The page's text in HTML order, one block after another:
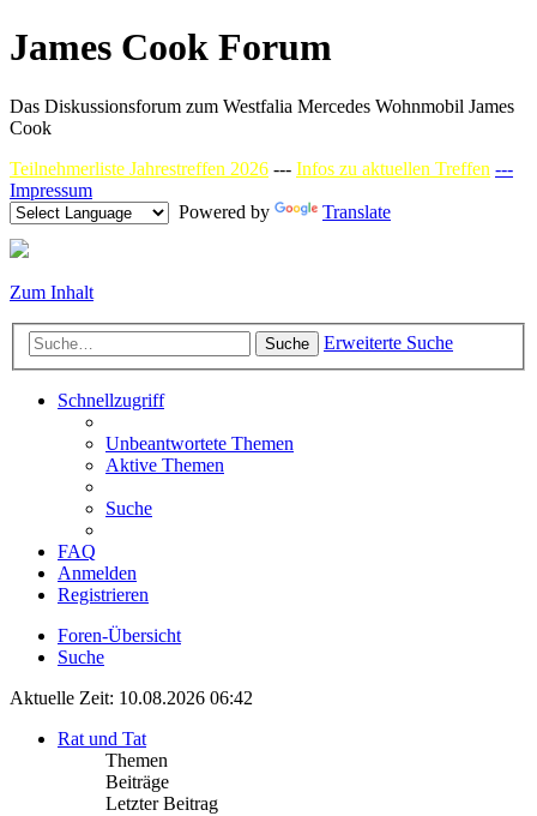
James Cook Forum
Das Diskussionsforum zum Westfalia Mercedes Wohnmobil James
Cook
Teilnehmerliste Jahrestreffen 2026 --- Infos zu aktuellen Treffen ---
Impressum
Powered by
Translate
Zum Inhalt
Suche Erweiterte Suche
Schnellzugriff
Unbeantwortete Themen
Aktive Themen
Suche
FAQ
Anmelden
Registrieren
Foren-Übersicht
Suche
Aktuelle Zeit: 10.08.2026 06:42
Rat und Tat
Themen
Beiträge
Letzter Beitrag